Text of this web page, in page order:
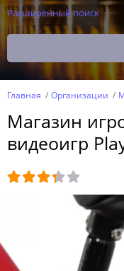
Расширенный поиск
Главная Организации
Магазин
видеоигр